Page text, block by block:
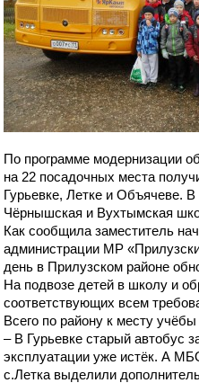
По программе модернизации
на 22 посадочных места
Гурьевке, Летке и Объячеве.
Чёрнышская и Вухтымская
Как сообщила заместитель
администрации МР
день в Прилузском районе
На подвозе детей в школу и
соответствующих всем
Всего по району к месту
– В Гурьевке старый автобус
эксплуатации уже истёк. А
с.Летка выделили